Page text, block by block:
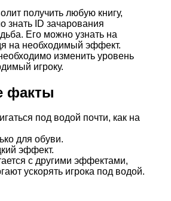
получить любую книгу,
знать ID зачарования
Его можно узнать на
на необходимый эффект.
изменить уровень
игроку.
факты
под водой почти, как на
для обуви.
эффект.
с другими эффектами,
ускорять игрока под водой.